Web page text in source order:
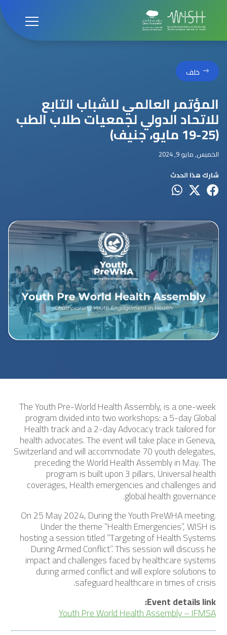
خلف
المؤتمر العالمي للشباب التابع
للاتحاد الدولي لجمعيات طلاب الطب
(19-25 مايو، جنيف)
الخميس, مايو 9, 2024
شارك هذا الحدث
The Youth Pre-World Health Assembly, is a one-week
program divided into two workshops: a 5-day Global
Health track and a 2-day Advocacy track tailored for
health advocates. The event will take place in Geneva,
Switzerland and will accommodate 70 youth delegates,
preceding the World Health Assembly in May. The
program is built upon 3 pillars, Universal health
coverages, Health emergencies and challenges and
global health governance.
On 25 May 2024, During the Youth PreWHA meeting.
Under the theme “Health Emergencies”, WISH is
hosting a session titled “Targeting of Health Systems
During Armed Conflict”. This session will discuss he
impact and challenges faced by healthcare systems
during armed conflict and will explore solutions to
safeguard healthcare in times of crisis.
Event details link:
Youth Pre World Health Assembly – IFMSA